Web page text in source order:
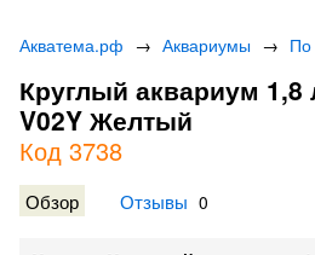
Акватема.рф → Аквариумы →
Круглый аквариум 1,8
V02Y Желтый
Код 3738
Обзор Отзывы 0